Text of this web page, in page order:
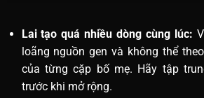
Lai tạo quá nhiều dòng cùng lúc:
loãng nguồn gen và không thể
của từng cặp bố mẹ. Hãy tập
trước khi mở rộng.